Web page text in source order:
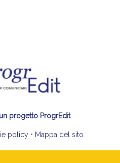
un progetto ProgrEdit
policy• Mappa del sito